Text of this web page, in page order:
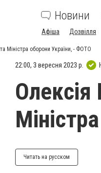
Новини
Афіша Дозвілля
Міністра оборони України, - ФОТО
22:00, 3 вересня 2023 р.
Олексія
Читать на русском